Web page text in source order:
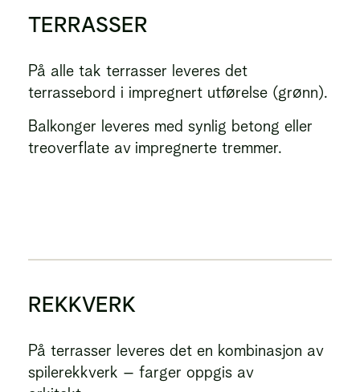
TERRASSER
På alle tak terrasser leveres det
terrassebord i impregnert utførelse (grønn).
Balkonger leveres med synlig betong eller
treoverflate av impregnerte tremmer.
REKKVERK
På terrasser leveres det en kombinasjon av
spilerekkverk – farger oppgis av